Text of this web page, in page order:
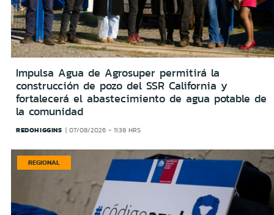
Impulsa Agua de Agrosuper permitirá la
construcción de pozo del SSR California y
fortalecerá el abastecimiento de agua potable de
la comunidad
REDOHIGGINS 07/08/2026 - 11:38 HRS
REGIONAL